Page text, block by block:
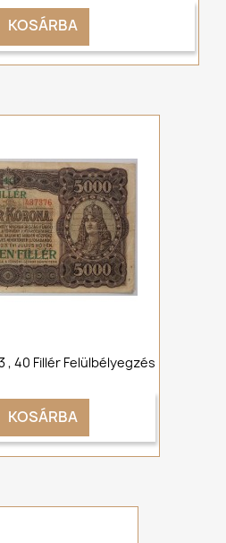
KOSÁRBA
, 40 Fillér Felülbélyegzés
KOSÁRBA